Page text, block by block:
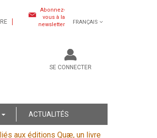
Abonnez-
vous à la
newsletter
FRANÇAIS
SE CONNECTER
ACTUALITÉS
aux éditions Quæ, un livre